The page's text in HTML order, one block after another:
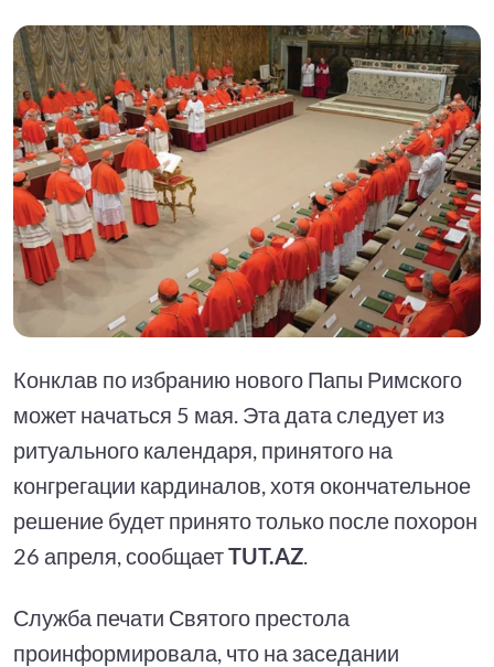
Конклав по избранию нового Папы Римского
может начаться 5 мая. Эта дата следует из
ритуального календаря, принятого на
конгрегации кардиналов, хотя окончательное
решение будет принято только после похорон
26 апреля, сообщаетTUT.AZ
Служба печати Святого престола
проинформировала, что на заседании